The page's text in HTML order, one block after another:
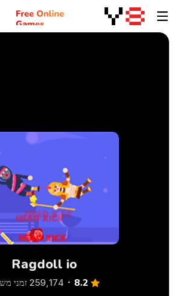
Ragdoll io
8.2 259,174 זמני משחק